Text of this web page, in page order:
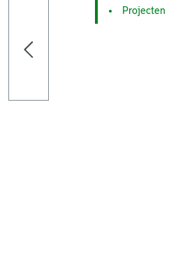
Projecten